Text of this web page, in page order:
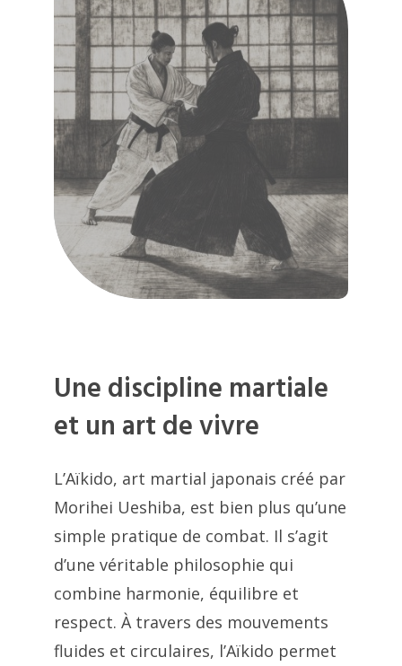
Une discipline martiale
et un art de vivre
L’Aïkido, art martial japonais créé par
Morihei Ueshiba, est bien plus qu’une
simple pratique de combat. Il s’agit
d’une véritable philosophie qui
combine harmonie, équilibre et
respect. À travers des mouvements
fluides et circulaires, l’Aïkido permet